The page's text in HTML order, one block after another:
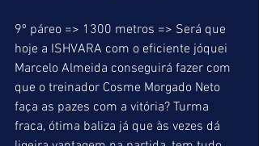
9º páreo => 1300 metros => Será que
hoje a ISHVARA com o eficiente jóquei
Marcelo Almeida conseguirá fazer com
que o treinador Cosme Morgado Neto
faça as pazes com a vitória? Turma
fraca, ótima baliza já que às vezes dá